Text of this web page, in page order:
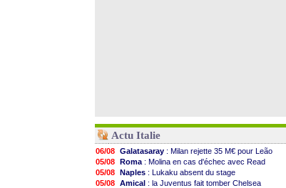
Actu Italie
06/08 Galatasaray : Milan rejette 35 M€ pour Leão
05/08 Roma : Molina en cas d'échec avec Read
05/08 Naples : Lukaku absent du stage
05/08 Amical : la Juventus fait tomber Chelsea